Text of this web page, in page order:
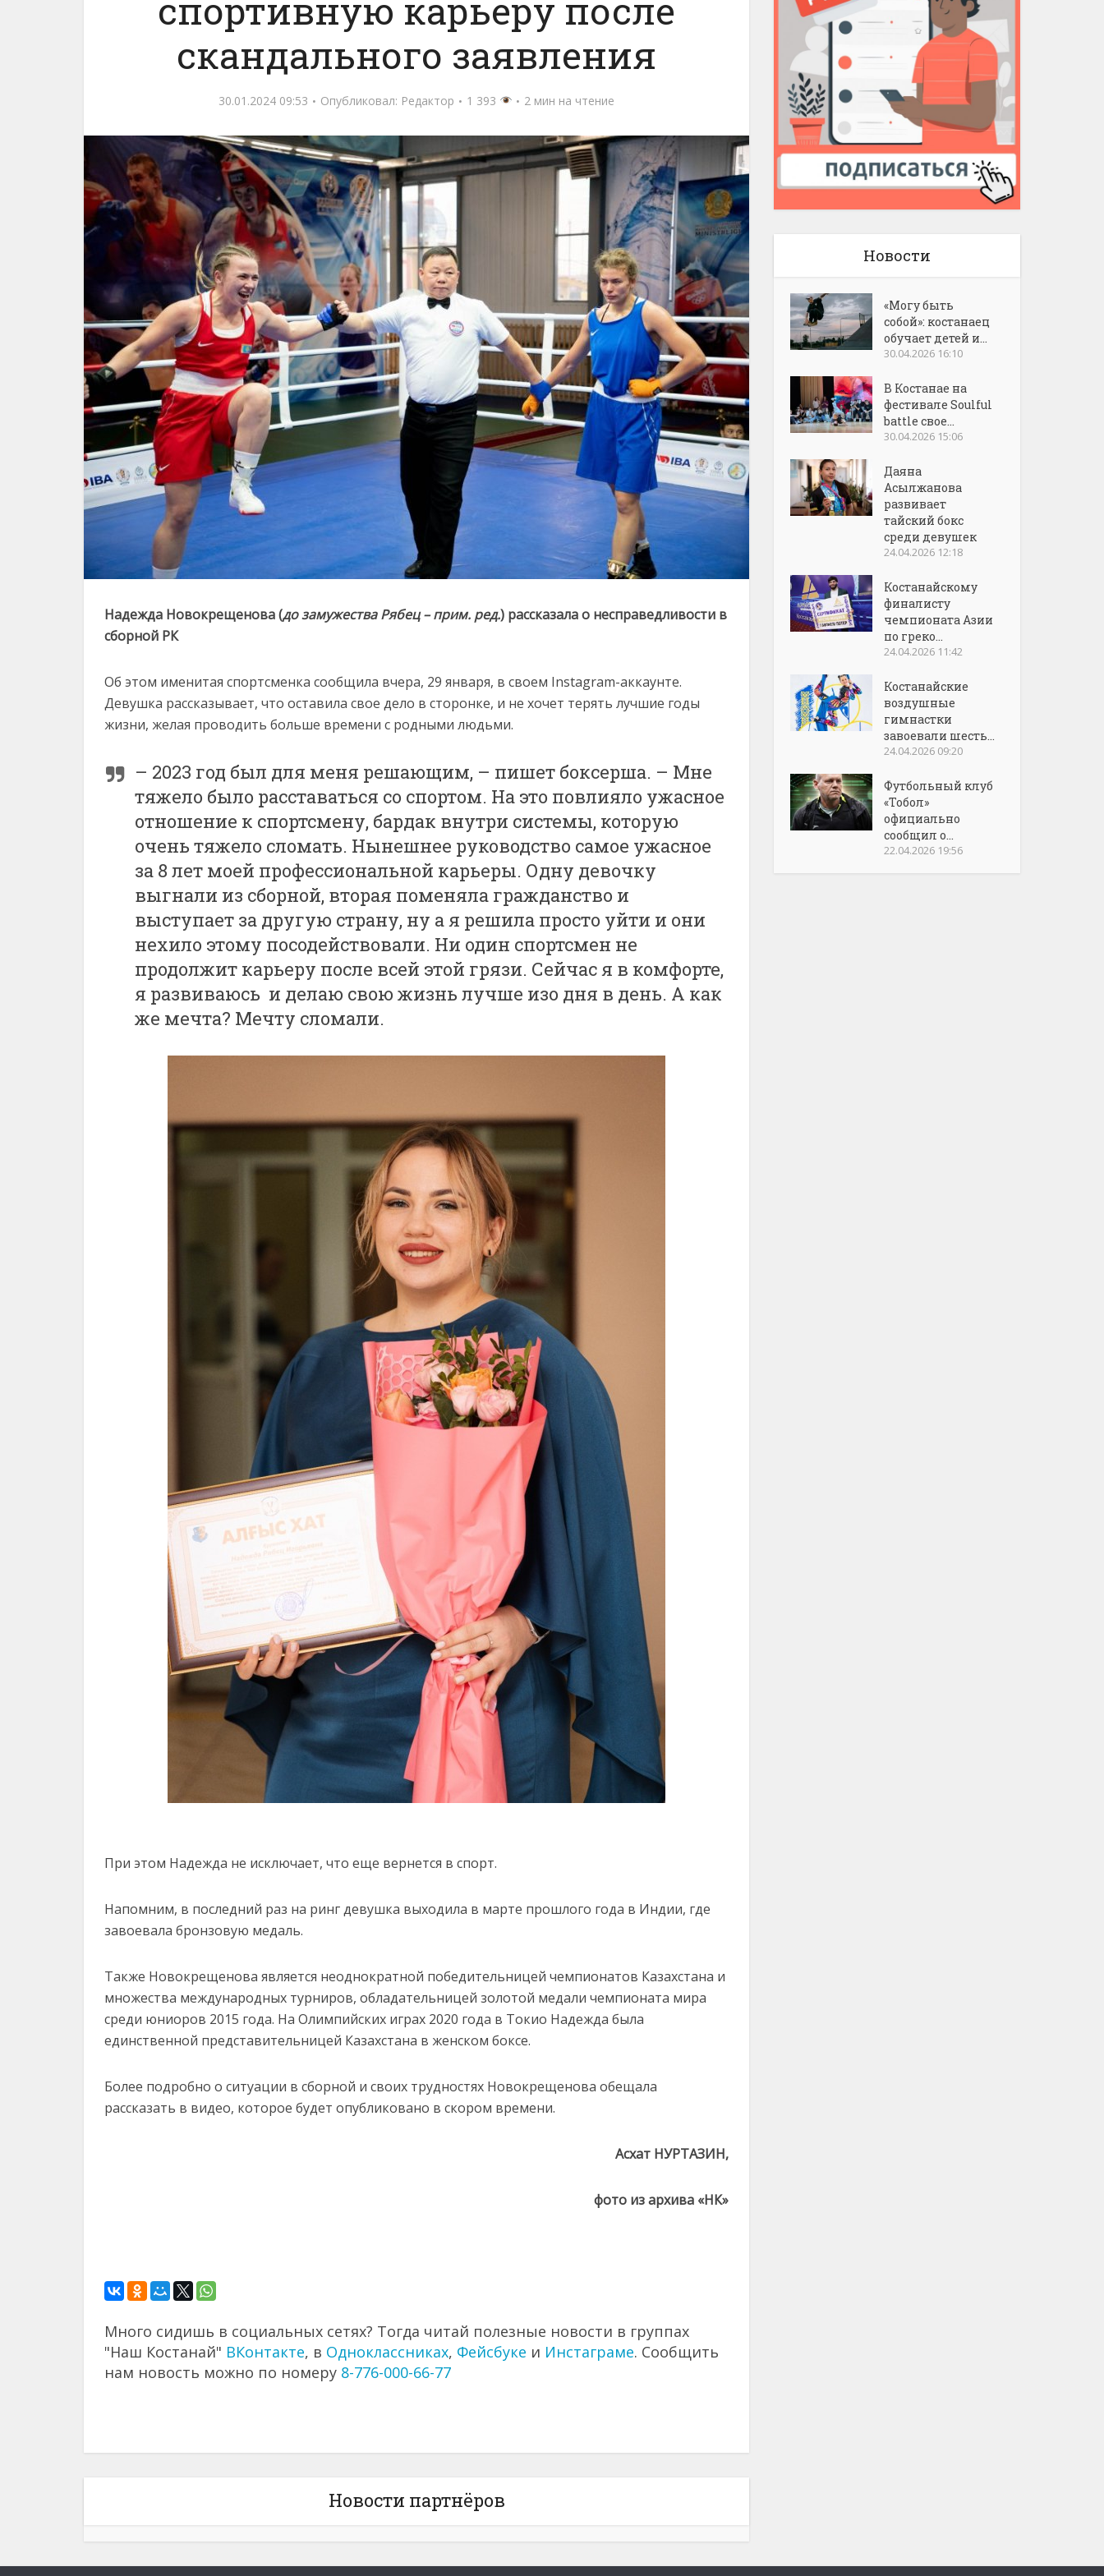
спортивную карьеру после
скандального заявления
30.01.2024 09:53 Опубликовал: Редактор 1 393 2 мин на чтение
Надежда Новокрещенова (до замужества Рябец – прим. ред.) рассказала о несправедливости в
сборной РК
Об этом именитая спортсменка сообщила вчера, 29 января, в своем Instagram-аккаунте.
Девушка рассказывает, что оставила свое дело в сторонке, и не хочет терять лучшие годы
жизни, желая проводить больше времени с родными людьми.
– 2023 год был для меня решающим, – пишет боксерша. – Мне
тяжело было расставаться со спортом. На это повлияло ужасное
отношение к спортсмену, бардак внутри системы, которую
очень тяжело сломать. Нынешнее руководство самое ужасное
за 8 лет моей профессиональной карьеры. Одну девочку
выгнали из сборной, вторая поменяла гражданство и
выступает за другую страну, ну а я решила просто уйти и они
нехило этому посодействовали. Ни один спортсмен не
продолжит карьеру после всей этой грязи. Сейчас я в комфорте,
я развиваюсь и делаю свою жизнь лучше изо дня в день. А как
же мечта? Мечту сломали.
При этом Надежда не исключает, что еще вернется в спорт.
Напомним, в последний раз на ринг девушка выходила в марте прошлого года в Индии, где
завоевала бронзовую медаль.
Также Новокрещенова является неоднократной победительницей чемпионатов Казахстана и
множества международных турниров, обладательницей золотой медали чемпионата мира
среди юниоров 2015 года. На Олимпийских играх 2020 года в Токио Надежда была
единственной представительницей Казахстана в женском боксе.
Более подробно о ситуации в сборной и своих трудностях Новокрещенова обещала
рассказать в видео, которое будет опубликовано в скором времени.
Асхат НУРТАЗИН,
фото из архива «НК»
Много сидишь в социальных сетях? Тогда читай полезные новости в группах
"Наш Костанай" ВКонтакте, в Одноклассниках, Фейсбуке и Инстаграме. Сообщить
нам новость можно по номеру 8-776-000-66-77
Новости партнёров
Новости
«Могу быть
собой»: костанаец
обучает детей и...
30.04.2026 16:10
В Костанае на
фестивале Soulful
battle свое...
30.04.2026 15:06
Даяна
Асылжанова
развивает
тайский бокс
среди девушек
24.04.2026 12:18
Костанайскому
финалисту
чемпионата Азии
по греко...
24.04.2026 11:42
Костанайские
воздушные
гимнастки
завоевали шесть...
24.04.2026 09:20
Футбольный клуб
«Тобол»
официально
сообщил о...
22.04.2026 19:56